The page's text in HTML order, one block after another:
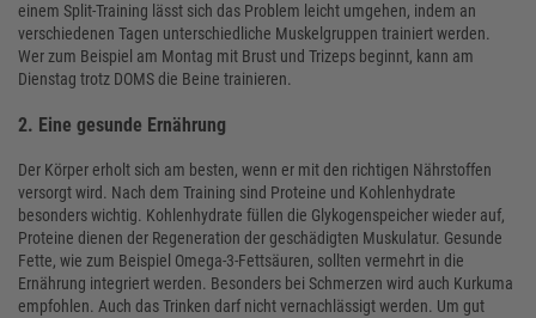
einem Split-Training lässt sich das Problem leicht umgehen, indem an
verschiedenen Tagen unterschiedliche Muskelgruppen trainiert werden.
Wer zum Beispiel am Montag mit Brust und Trizeps beginnt, kann am
Dienstag trotz DOMS die Beine trainieren.
2. Eine gesunde Ernährung
Der Körper erholt sich am besten, wenn er mit den richtigen Nährstoffen
versorgt wird. Nach dem Training sind Proteine und Kohlenhydrate
besonders wichtig. Kohlenhydrate füllen die Glykogenspeicher wieder auf,
Proteine dienen der Regeneration der geschädigten Muskulatur. Gesunde
Fette, wie zum Beispiel Omega-3-Fettsäuren, sollten vermehrt in die
Ernährung integriert werden. Besonders bei Schmerzen wird auch Kurkuma
empfohlen. Auch das Trinken darf nicht vernachlässigt werden. Um gut